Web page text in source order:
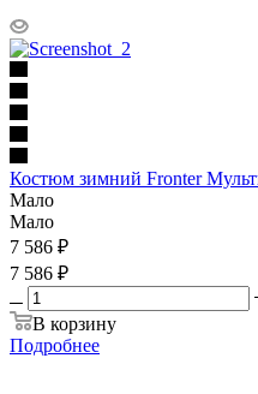
Костюм зимний Fronter
Мало
Мало
7 586 ₽
7 586 ₽
В корзину
Подробнее